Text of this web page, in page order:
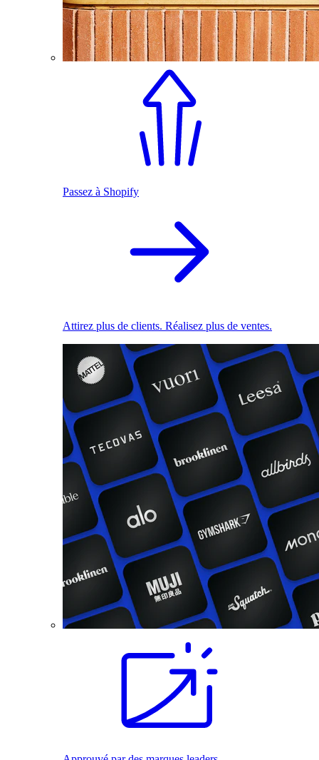
Passez à Shopify
Attirez plus de clients. Réalisez plus de ventes.